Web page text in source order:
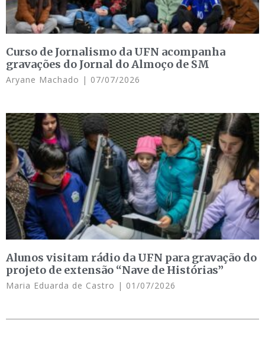
Curso de Jornalismo da UFN acompanha
gravações do Jornal do Almoço de SM
Aryane Machado 07/07/2026
Alunos visitam rádio da UFN para gravação do
projeto de extensão “Nave de Histórias”
Maria Eduarda de Castro 01/07/2026